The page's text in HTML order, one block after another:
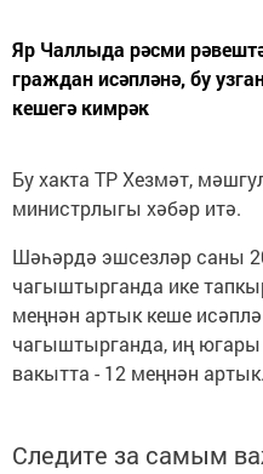
Яр Чаллыда рәсми
граждан исәпләнә, бу
кешегә кимрәк
Бу хакта ТР Хезмәт,
министрлыгы хәбәр итә.
Шәһәрдә эшсезләр саны
чагыштырганда ике
меңнән артык кеше
чагыштырганда, иң югары
вакытта - 12 меңнән артык.
Следите за самым